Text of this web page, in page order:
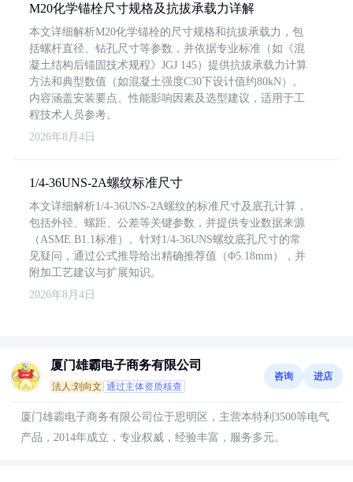
M20化学锚栓尺寸规格及抗拔承载力详解
本文详细解析M20化学锚栓的尺寸规格和抗拔承载力，包
括螺杆直径、钻孔尺寸等参数，并依据专业标准（如《混
凝土结构后锚固技术规程》JGJ 145）提供抗拔承载力计算
方法和典型数值（如混凝土强度C30下设计值约80kN）。
内容涵盖安装要点、性能影响因素及选型建议，适用于工
程技术人员参考。
2026年8月4日
1/4-36UNS-2A螺纹标准尺寸
本文详细解析1/4-36UNS-2A螺纹的标准尺寸及底孔计算，
包括外径、螺距、公差等关键参数，并提供专业数据来源
（ASME B1.1标准）。针对1/4-36UNS螺纹底孔尺寸的常
见疑问，通过公式推导给出精确推荐值（Φ5.18mm），并
附加工艺建议与扩展知识。
2026年8月4日
厦门雄霸电子商务有限公司
法人:刘向文 通过主体资质核查
咨询 进店
厦门雄霸电子商务有限公司位于思明区，主营本特利3500等电气
产品，2014年成立，专业权威，经验丰富，服务多元。